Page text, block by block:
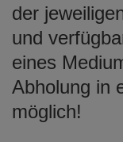
der
und
eines
Abholung in
möglich!